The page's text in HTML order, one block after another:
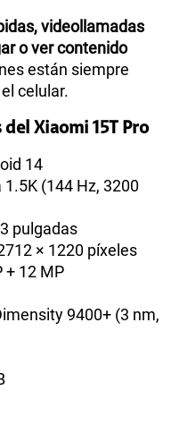
videollamadas
o ver contenido
están siempre
celular.
Xiaomi 15T Pro
14
1.5K (144 Hz, 3200
pulgadas
× 1220 píxeles
+ 12 MP
9400+ (3 nm,